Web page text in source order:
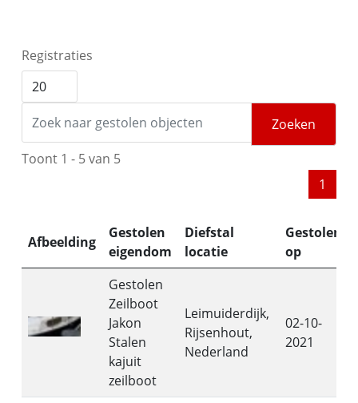
Registraties
Zoeken
Toont 1 - 5 van 5
1
Afbeelding
Gestolen
eigendom
Diefstal
locatie
Gestolen
op
Gestolen
Zeilboot
Jakon
Stalen
kajuit
zeilboot
Leimuiderdijk,
Rijsenhout,
Nederland
02-10-
2021